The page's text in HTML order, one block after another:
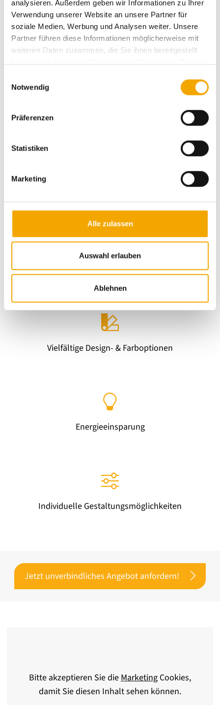
analysieren. Außerdem geben wir Informationen zu Ihrer
Verwendung unserer Website an unsere Partner für
soziale Medien, Werbung und Analysen weiter. Unsere
Partner führen diese Informationen möglicherweise mit
weiteren Daten zusammen, die Sie ihnen bereitgestellt
Notwendig
Präferenzen
Statistiken
Marketing
Alle zulassen
Auswahl erlauben
Ablehnen
max. Breite: 3.000 mm
als Gruppenanlage bis 7 m
Produktdetails
Vorteile unserer Fenstermarkisen
Hohe Windstabilität & Langlebigkeit
Vielfältige Design- & Farboptionen
Energieeinsparung
Individuelle Gestaltungsmöglichkeiten
Jetzt unverbindliches Angebot anfordern!
Bitte akzeptieren Sie die Marketing Cookies,
damit Sie diesen Inhalt sehen können.